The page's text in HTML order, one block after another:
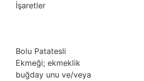
İşaretler
Bolu Patatesli
Ekmeği; ekmeklik
buğday unu ve/veya